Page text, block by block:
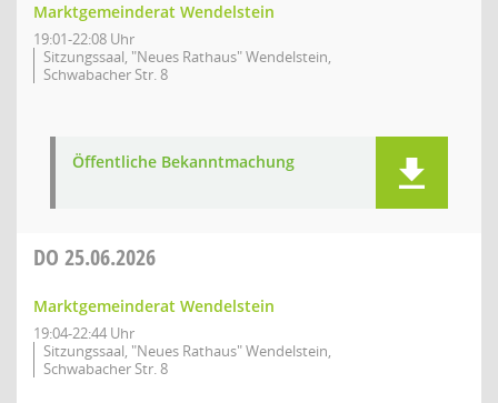
Marktgemeinderat Wendelstein
19:01-22:08 Uhr
Sitzungssaal, "Neues Rathaus" Wendelstein,
Schwabacher Str. 8
Öffentliche Bekanntmachung
DO 25.06.2026
Marktgemeinderat Wendelstein
19:04-22:44 Uhr
Sitzungssaal, "Neues Rathaus" Wendelstein,
Schwabacher Str. 8